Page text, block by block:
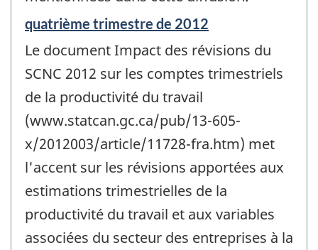
Période
référence
de
-
quatrième trimestre de 2012
Le document Impact des révisions du
SCNC 2012 sur les comptes trimestriels
de la productivité du travail
(www.statcan.gc.ca/pub/13-605-
x/2012003/article/11728-fra.htm) met
l'accent sur les révisions apportées aux
estimations trimestrielles de la
productivité du travail et aux variables
associées du secteur des entreprises à la